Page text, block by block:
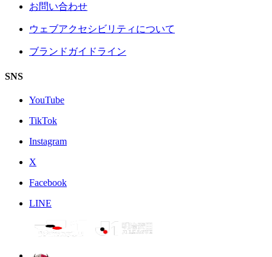
お問い合わせ
ウェブアクセシビリティについて
ブランドガイドライン
SNS
YouTube
TikTok
Instagram
X
Facebook
LINE